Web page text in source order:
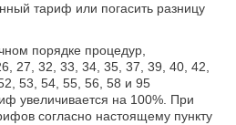
тариф или погасить разницу
порядке процедур,
27, 32, 33, 34, 35, 37, 39, 40, 42,
53, 54, 55, 56, 58 и 95
увеличивается на 100%. При
согласно настоящему пункту